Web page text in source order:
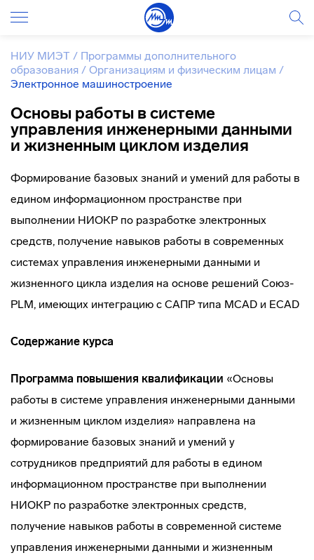
НИУ МИЭТ / Программы дополнительного
образования / Организациям и физическим лицам /
Электронное машиностроение
Основы работы в системе
управления инженерными данными
и жизненным циклом изделия
Формирование базовых знаний и умений для работы в
едином информационном пространстве при
выполнении НИОКР по разработке электронных
средств, получение навыков работы в современных
системах управления инженерными данными и
жизненного цикла изделия на основе решений Союз-
PLM, имеющих интеграцию с САПР типа MCAD и ECAD
Содержание курса
Программа повышения квалификации «Основы
работы в системе управления инженерными данными
и жизненным циклом изделия» направлена на
формирование базовых знаний и умений у
сотрудников предприятий для работы в едином
информационном пространстве при выполнении
НИОКР по разработке электронных средств,
получение навыков работы в современной системе
управления инженерными данными и жизненным